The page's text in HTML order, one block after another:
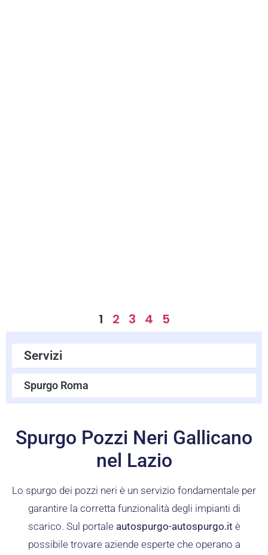
1 2 3 4 5
Servizi
Spurgo Roma
Spurgo Pozzi Neri Gallicano
nel Lazio
Lo spurgo dei pozzi neri è un servizio fondamentale per
garantire la corretta funzionalità degli impianti di
scarico. Sul portale autospurgo-autospurgo.it è
possibile trovare aziende esperte che operano a